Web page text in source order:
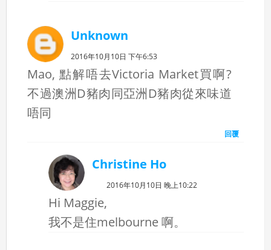
Unknown
2016年10月10日 下午6:53
Mao, 點解唔去Victoria Market買啊?
不過澳洲D豬肉同亞洲D豬肉從來味道
唔同
回覆
Christine Ho
2016年10月10日 晚上10:22
Hi Maggie,
我不是住melbourne 啊。